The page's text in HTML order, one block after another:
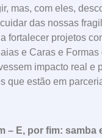
mas, com eles,
das nossas
fortalecer projetos
e Caras e Formas
impacto real e
que estão em
– E, por fim: samba